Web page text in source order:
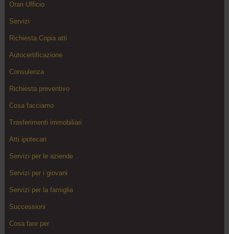
Orari Ufficio
Servizi
Richiesta Copia atti
Autocertificazione
Consulenza
Richiesta preventivo
Cosa facciamo
Trasferimenti immobiliari
Atti ipotecari
Servizi per le aziende
Servizi per i giovani
Servizi per la famiglia
Successioni
Cosa fare per